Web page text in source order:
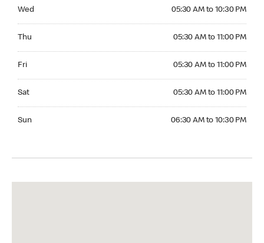
Wed 05:30 AM to 10:30 PM
Thu 05:30 AM to 11:00 PM
Fri 05:30 AM to 11:00 PM
Sat 05:30 AM to 11:00 PM
Sun 06:30 AM to 10:30 PM